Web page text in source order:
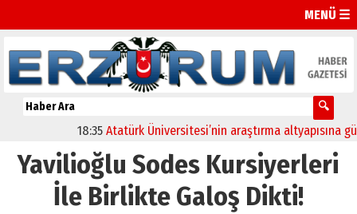
MENÜ ☰
18:35 Atatürk Üniversitesi’nin araştırma altyapısına güçlü
Yavilioğlu Sodes Kursiyerleri
İle Birlikte Galoş Dikti!